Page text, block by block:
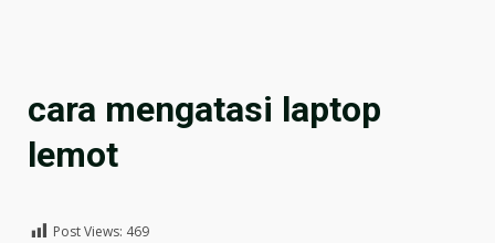
cara mengatasi laptop
lemot
Post Views: 469